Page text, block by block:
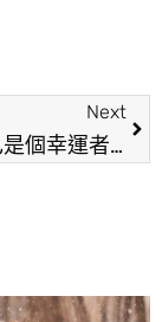
Next
你想過自己是個幸運者嗎?
下